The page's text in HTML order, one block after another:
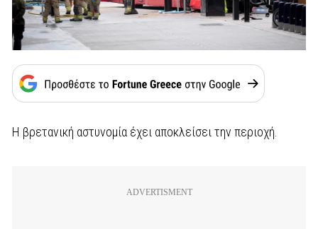
Η βρετανική αστυνομία έχει αποκλείσει την περιοχή.